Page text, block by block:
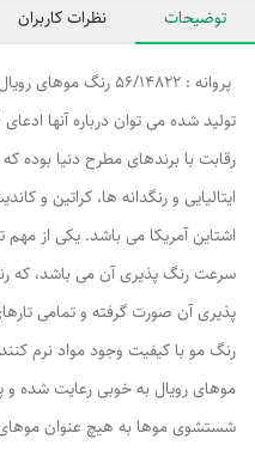
توضیحات نظرات کاربران
پروانه : 56/14822 رنگ
تولید شده می توان درباره آنها
ایتالیایی و رنگدانه ها، کراتین و
اشتاین آمریکا می باشد. یکی از
پذیری آن صورت گرفته و تمامی
رنگ مو با کیفیت وجود مواد نرم
موهای رویال به خوبی رعایت شده
شستشوی موها به هیچ عنوان